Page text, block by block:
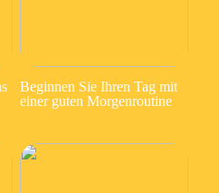
Beginnen Sie Ihren Tag mit
einer guten Morgenroutine